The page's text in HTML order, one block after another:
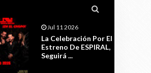

Jul 06 2026
Samara Presenta Su
EP “Cuando Todo
Acaba”